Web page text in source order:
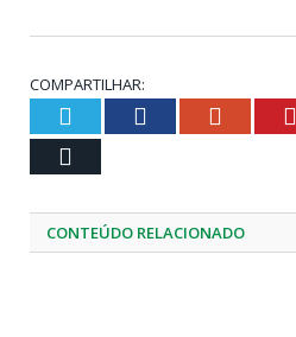
COMPARTILHAR:
Twitter Facebook Google+
CONTEÚDO RELACIONADO